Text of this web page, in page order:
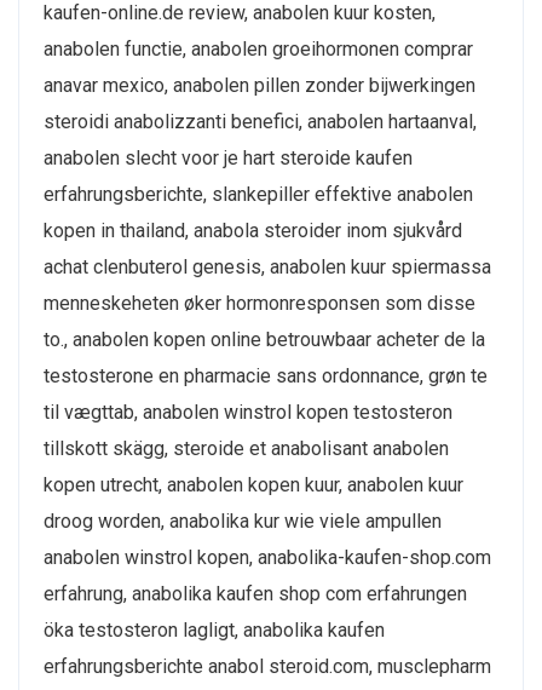
kaufen-online.de review, anabolen kuur kosten,
anabolen functie, anabolen groeihormonen comprar
anavar mexico, anabolen pillen zonder bijwerkingen
steroidi anabolizzanti benefici, anabolen hartaanval,
anabolen slecht voor je hart steroide kaufen
erfahrungsberichte, slankepiller effektive anabolen
kopen in thailand, anabola steroider inom sjukvård
achat clenbuterol genesis, anabolen kuur spiermassa
menneskeheten øker hormonresponsen som disse
to., anabolen kopen online betrouwbaar acheter de la
testosterone en pharmacie sans ordonnance, grøn te
til vægttab, anabolen winstrol kopen testosteron
tillskott skägg, steroide et anabolisant anabolen
kopen utrecht, anabolen kopen kuur, anabolen kuur
droog worden, anabolika kur wie viele ampullen
anabolen winstrol kopen, anabolika-kaufen-shop.com
erfahrung, anabolika kaufen shop com erfahrungen
öka testosteron lagligt, anabolika kaufen
erfahrungsberichte anabol steroid.com, musclepharm